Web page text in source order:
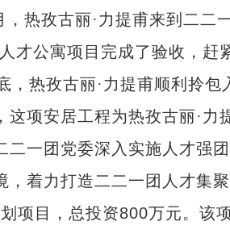
，热孜古丽·力提甫来到二二
才公寓项目完成了验收，赶
，热孜古丽·力提甫顺利拎
这项安居工程为热孜古丽·力
二一团党委深入实施人才强
，着力打造二二一团人才集
项目，总投资800万元。该